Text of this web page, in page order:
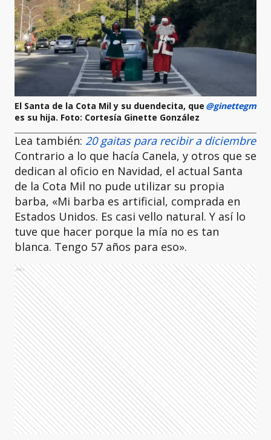
El Santa de la Cota Mil y su duendecita, que
es su hija. Foto: Cortesía Ginette González
@ginettegm
Lea también: 20 gaitas para recibir a diciembre
Contrario a lo que hacía Canela, y otros que se
dedican al oficio en Navidad, el actual Santa
de la Cota Mil no pude utilizar su propia
barba, «Mi barba es artificial, comprada en
Estados Unidos. Es casi vello natural. Y así lo
tuve que hacer porque la mía no es tan
blanca. Tengo 57 años para eso».
Ads